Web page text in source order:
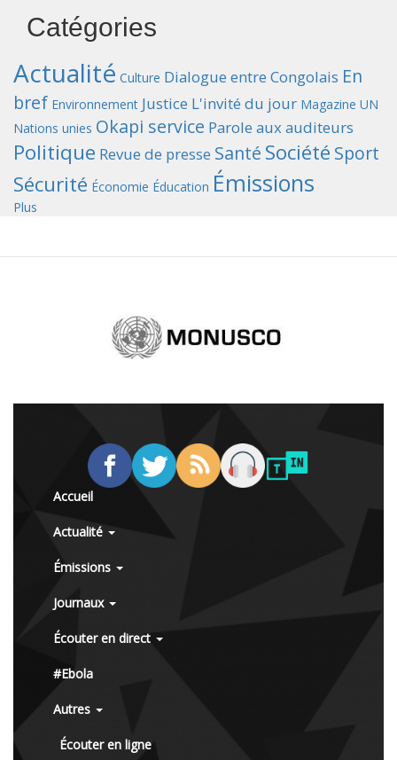
Catégories
Actualité Culture Dialogue entre Congolais En
bref Environnement Justice L'invité du jour Magazine UN
Nations unies Okapi service Parole aux auditeurs
Politique Revue de presse Santé Société Sport
Sécurité Économie Éducation Émissions
Plus
Accueil
Actualité
Émissions
Journaux
Écouter en direct
#Ebola
Autres
Écouter en ligne